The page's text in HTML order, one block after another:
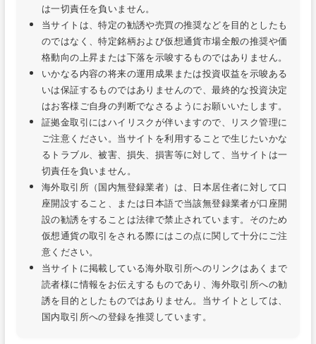
は一切責任を負いません。
当サイトは、特定の勧誘や売買の推奨などを目的としたも
のではなく、特定銘柄および仮想通貨市場全般の推奨や価
格動向の上昇または下落を示唆するものではありません。
いかなる内容の将来の運用成果または投資収益を示唆ある
いは保証するものではありませんので、最終的な投資決定
はお客様ご自身の判断でなさるようにお願いいたします。
証拠金取引にはハイリスクが伴いますので、リスク管理に
ご注意ください。当サイトを利用することで生じたいかな
るトラブル、被害、損失、損害等に対して、当サイトは一
切責任を負いません。
海外取引所（国内無登録業者）は、日本居住者に対して口
座開設すること、または日本語で当該無登録業者が口座開
設の勧誘をすることは法律で禁止されています。そのため
仮想通貨の取引をされる際にはこの点に関して十分にご注
意ください。
当サイトに掲載している海外取引所へのリンクはあくまで
読者様に情報をお伝えするものであり、海外取引所への勧
誘を目的としたものではありません。当サイトとしては、
国内取引所への登録を推奨しています。